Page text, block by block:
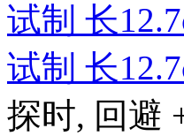
试制 长
试制 长
探时, 回避